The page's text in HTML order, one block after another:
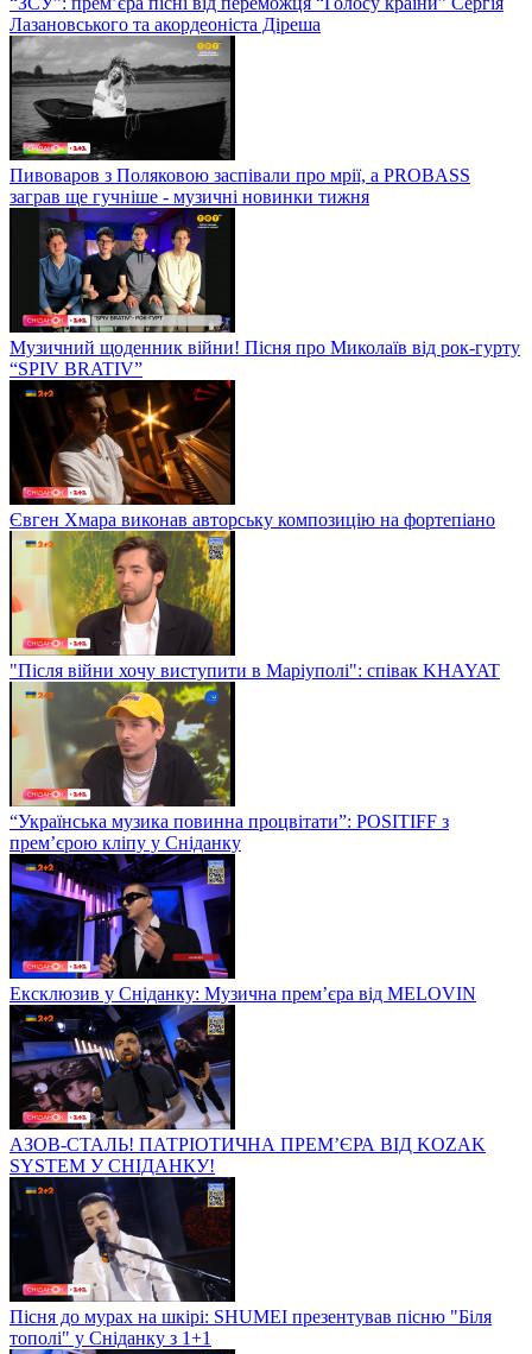
Лазановського та акордеоніста Діреша
Пивоваров з Поляковою заспівали про мрії, а PROBASS
заграв ще гучніше - музичні новинки тижня
Музичний щоденник війни! Пісня про Миколаїв від рок-гурту
“SPIV BRATIV”
Євген Хмара виконав авторську композицію на фортепіано
"Після війни хочу виступити в Маріуполі": співак KHAYAT
“Українська музика повинна процвітати”: POSITIFF з
прем’єрою кліпу у Сніданку
Ексклюзив у Сніданку: Музична прем’єра від MELOVIN
АЗОВ-СТАЛЬ! ПАТРІОТИЧНА ПРЕМ’ЄРА ВІД KOZAK
SYSTEM У СНІДАНКУ!
Пісня до мурах на шкірі: SHUMEI презентував пісню "Біля
тополі" у Сніданку з 1+1